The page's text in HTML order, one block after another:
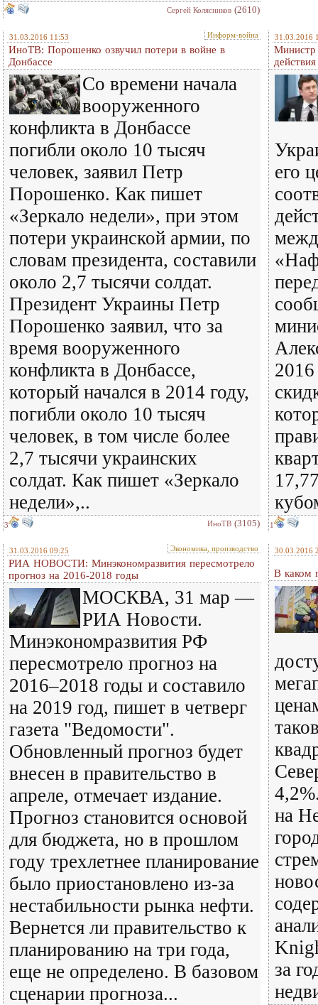
Сергей Колясников (2610)
31.03.2016 11:53 Информ-война
ИноТВ: Порошенко озвучил потери в войне в
Донбассе
Со времени начала
вооруженного
конфликта в Донбассе
погибли около 10 тысяч
человек, заявил Петр
Порошенко. Как пишет
«Зеркало недели», при этом
потери украинской армии, по
словам президента, составили
около 2,7 тысячи солдат.
Президент Украины Петр
Порошенко заявил, что за
время вооруженного
конфликта в Донбассе,
который начался в 2014 году,
погибли около 10 тысяч
человек, в том числе более
2,7 тысячи украинских
солдат. Как пишет «Зеркало
недели»,..
3 ИноТВ (3105)
31.03.2016
Министр
его
2016
1
31.03.2016 09:25 Экономика, производство
РИА НОВОСТИ: Минэкономразвития пересмотрело
прогноз на 2016-2018 годы
МОСКВА, 31 мар —
РИА Новости.
Минэкономразвития РФ
пересмотрело прогноз на
2016–2018 годы и составило
на 2019 год, пишет в четверг
газета "Ведомости".
Обновленный прогноз будет
внесен в правительство в
апреле, отмечает издание.
Прогноз становится основой
для бюджета, но в прошлом
году трехлетнее планирование
было приостановлено из-за
нестабильности рынка нефти.
Вернется ли правительство к
планированию на три года,
еще не определено. В базовом
сценарии прогноза...
30.03.2016
В каком
на
за